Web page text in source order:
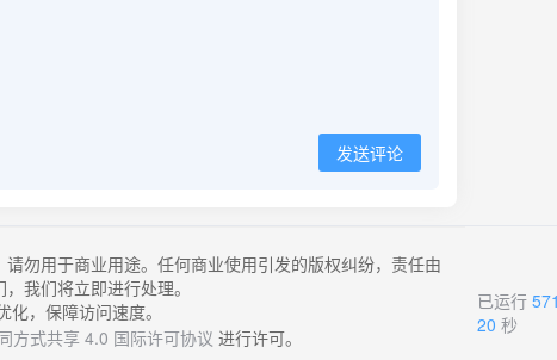
发送评论
勿用于商业用途。任何商业使用引发的版权纠纷，责任由
我们将立即进行处理。
，保障访问速度。
方式共享 4.0 国际许可协议 进行许可。
已运行571
21 秒